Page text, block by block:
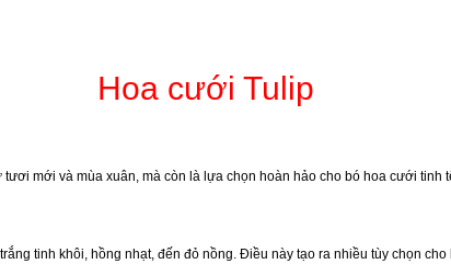
Hoa cưới Tulip
mới và mùa xuân, mà còn là lựa chọn hoàn hảo cho bó hoa cưới tinh
tinh khôi, hồng nhạt, đến đỏ nồng. Điều này tạo ra nhiều tùy chọn